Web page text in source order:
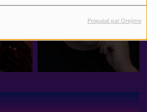
Propulsé par Orejime